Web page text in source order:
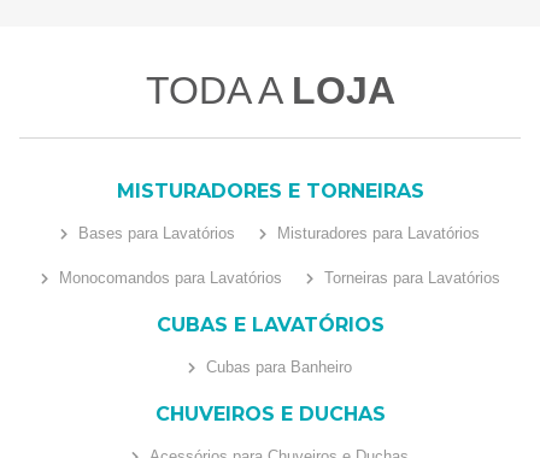
TODA A LOJA
MISTURADORES E TORNEIRAS
Bases para Lavatórios Misturadores para Lavatórios
Monocomandos para Lavatórios Torneiras para Lavatórios
CUBAS E LAVATÓRIOS
Cubas para Banheiro
CHUVEIROS E DUCHAS